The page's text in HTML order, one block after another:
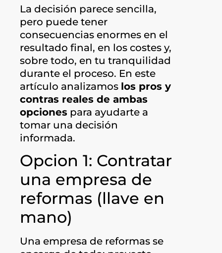
La decisión parece sencilla,
pero puede tener
consecuencias enormes en el
resultado final, en los costes y,
sobre todo, en tu tranquilidad
durante el proceso. En este
artículo analizamos los pros y
contras reales de ambas
opciones para ayudarte a
tomar una decisión
informada.
Opcion 1: Contratar
una empresa de
reformas (llave en
mano)
Una empresa de reformas se